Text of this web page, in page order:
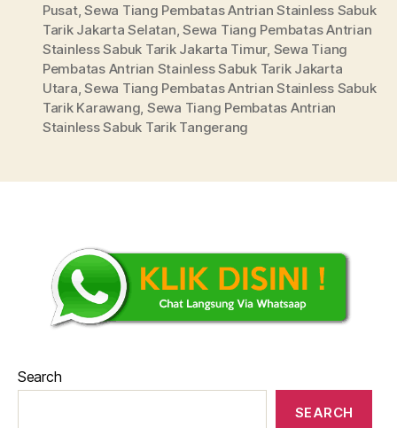
Pusat,Sewa Tiang Pembatas Antrian Stainless Sabuk
Tarik Jakarta Selatan,Sewa Tiang Pembatas Antrian
Stainless Sabuk Tarik Jakarta Timur, Sewa Tiang
Pembatas Antrian Stainless Sabuk Tarik Jakarta
Utara,Sewa Tiang Pembatas Antrian Stainless Sabuk
Tarik Karawang, Sewa Tiang Pembatas Antrian
Stainless Sabuk Tarik Tangerang
Search
SEARCH